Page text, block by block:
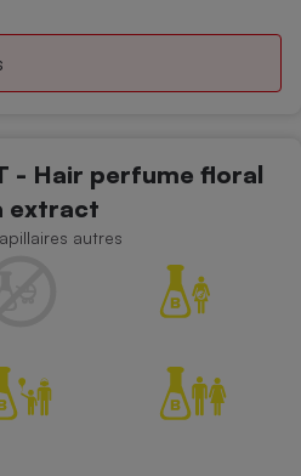
- Hair perfume floral
extract
autres